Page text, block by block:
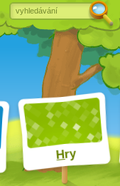
Hry